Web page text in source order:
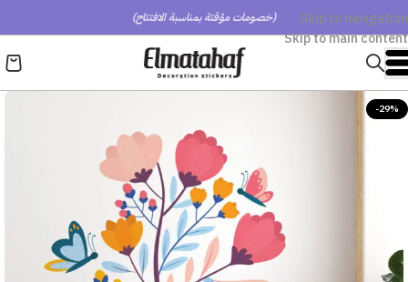
Skip to navigation
Skip to main content
(خصومات مؤقتة بمناسبة الافتتاح)
-29%